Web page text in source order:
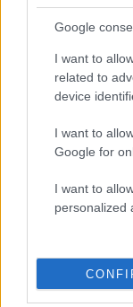
Google
I want to
related to
device
I want to
Google for
I want to
personalized